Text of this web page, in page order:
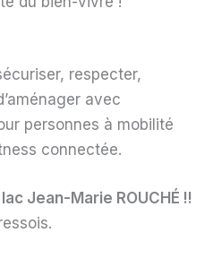
respecter,
avec
personnes à mobilité
connectée.
Jean-Marie ROUCHÉ !!